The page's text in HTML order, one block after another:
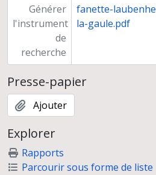
Générer
l'instrument
de
recherche
fanette-
la-gaule.pdf
Presse-papier
Ajouter
Explorer
Rapports
Parcourir sous forme de liste